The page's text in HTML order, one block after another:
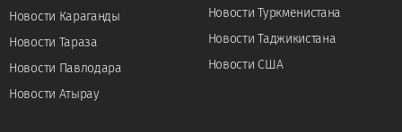
Новости Караганды
Новости Тараза
Новости Павлодара
Новости Атырау
Новости Туркменистана
Новости Таджикистана
Новости США